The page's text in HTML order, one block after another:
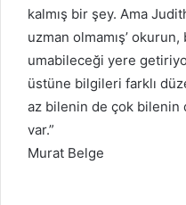
kalmış bir şey. Ama
uzman olmamış’
umabileceği yere
üstüne bilgileri farklı
az bilenin de çok bilenin
var.”
Murat Belge